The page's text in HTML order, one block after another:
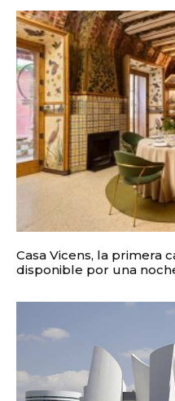
Casa Vicens, la primera
disponible por una